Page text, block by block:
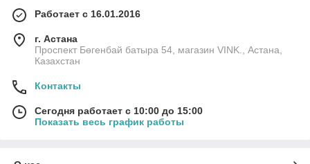
Работает с 16.01.2016
г. Астана
Проспект Бөгенбай батыра 54, магазин VINK., Астана,
Казахстан
Контакты
Сегодня работает с 10:00 до 15:00
Показать весь график работы